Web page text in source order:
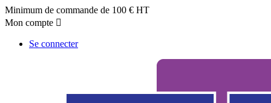
Minimum de commande de 100 € HT
Mon compte 
Se connecter